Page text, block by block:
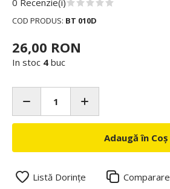
0 Recenzie(i)
COD PRODUS: BT 010D
26,00 RON
In stoc 4 buc
Adaugă în Coș
Listă Dorințe Comparare